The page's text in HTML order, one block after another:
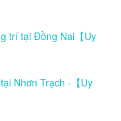
trí tại Đồng Nai【Uy
Nhơn Trạch -【Uy